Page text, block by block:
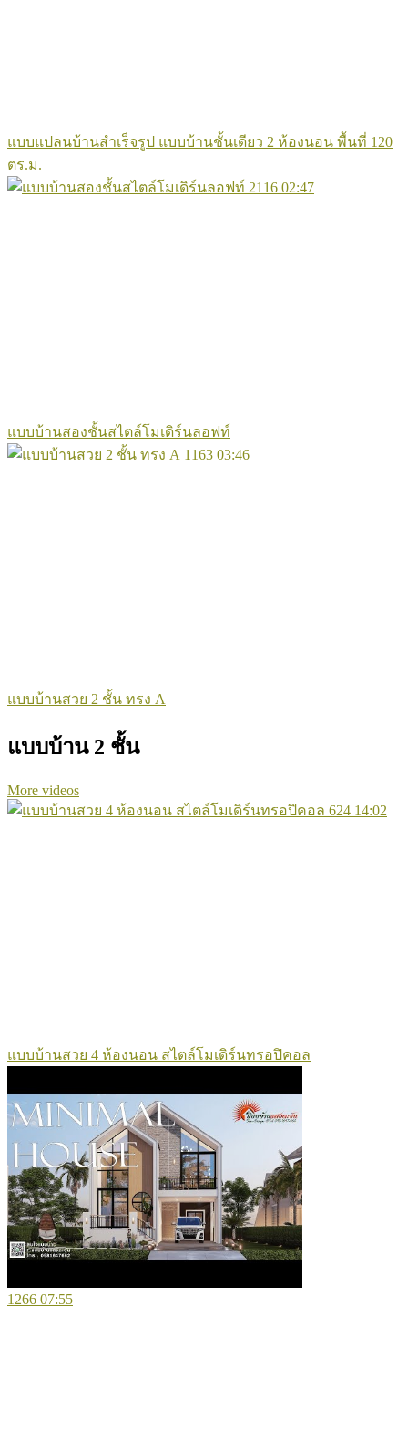
แบบแปลนบ้านสำเร็จรูป แบบบ้านชั้นเดียว 2 ห้องนอน พื้นที่ 120
ตร.ม.
2116 02:47
แบบบ้านสองชั้นสไตล์โมเดิร์นลอฟท์
1163 03:46
แบบบ้านสวย 2 ชั้น ทรง A
แบบบ้าน 2 ชั้น
More videos
624 14:02
แบบบ้านสวย 4 ห้องนอน สไตล์โมเดิร์นทรอปิคอล
1266 07:55